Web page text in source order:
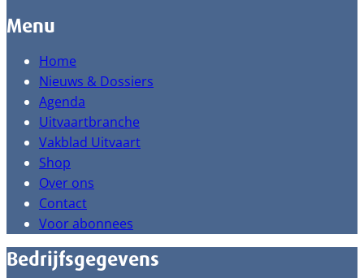
Menu
Home
Nieuws & Dossiers
Agenda
Uitvaartbranche
Vakblad Uitvaart
Shop
Over ons
Contact
Voor abonnees
Bedrijfsgegevens